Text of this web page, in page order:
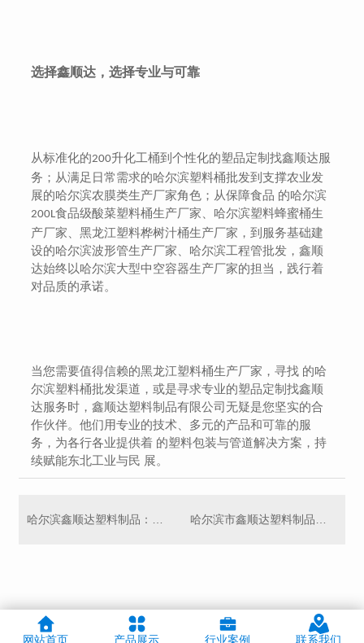
选择鑫顺达，选择专业与可靠
从标准化的200升化工桶到个性化的塑品定制找鑫顺达服
务；从满足日常需求的哈尔滨塑料桶批发到支撑农业发
展的哈尔滨农膜类生产厂家角色；从保障食品 的哈尔滨
200L食品级酸菜塑料桶生产厂家、哈尔滨塑料蜂蜜桶生
产厂家、黑龙江塑料桦树汁桶生产厂家，到服务基础建
设的哈尔滨波形管生产厂家、哈尔滨工程管批发，鑫顺
达始终以哈尔滨大型中空容器生产厂家的担当，践行着
对品质的承诺。
当您需要值得信赖的黑龙江塑料桶生产厂家，寻找 的哈
尔滨塑料桶批发渠道，或是寻求专业的塑品定制找鑫顺
达服务时，鑫顺达塑料制品有限公司无疑是您坚实的合
作伙伴。他们用专业的技术、多元的产品和可靠的服
务，为各行各业提供着 的塑料包装与管道解决方案，持
续赋能东北工业与民 展。
网站首页 产品展示 行业案例 联系我们